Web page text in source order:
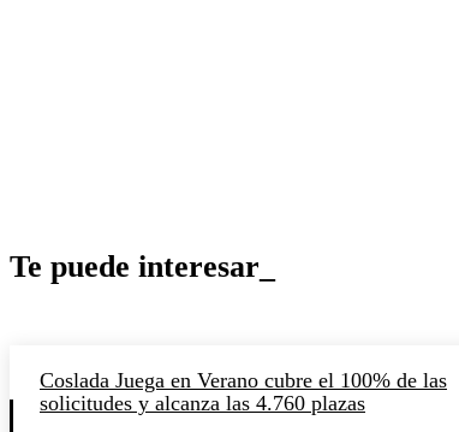
Te puede interesar_
Coslada Juega en Verano cubre el 100% de las
solicitudes y alcanza las 4.760 plazas